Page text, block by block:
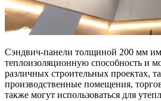
Сэндвич-панели толщиной 200 мм
теплоизоляционную способность и
различных строительных проектах,
производственные помещения,
также могут использоваться для